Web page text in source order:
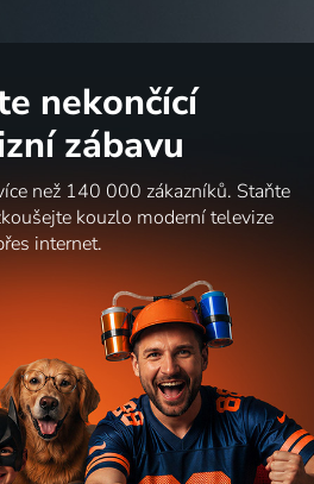
nekončící
zábavu
než 140 000 zákazníků. Staňte
kouzlo moderní televize
internet.